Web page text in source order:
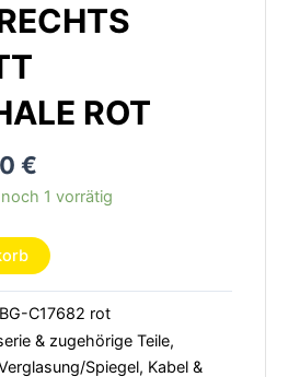
ROT
€
€
Preis
69,90 €.
1 vorrätig
C17682 rot
& zugehörige Teile,
Spiegel, Kabel &